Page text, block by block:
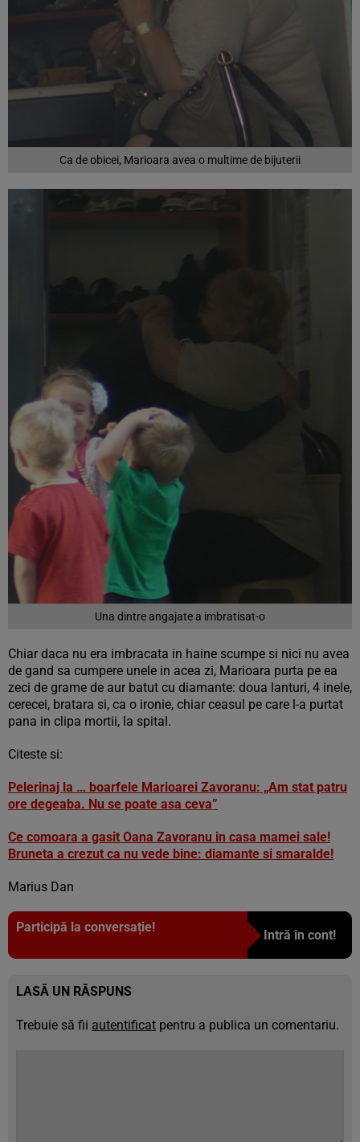
Ca de obicei, Marioara avea o multime de bijuterii
Una dintre angajate a imbratisat-o
Chiar daca nu era imbracata in haine scumpe si nici nu avea
de gand sa cumpere unele in acea zi, Marioara purta pe ea
zeci de grame de aur batut cu diamante: doua lanturi, 4 inele,
cerecei, bratara si, ca o ironie, chiar ceasul pe care l-a purtat
pana in clipa mortii, la spital.
Citeste si:
Pelerinaj la … boarfele Marioarei Zavoranu: „Am stat patru
ore degeaba. Nu se poate asa ceva”
Ce comoara a gasit Oana Zavoranu in casa mamei sale!
Bruneta a crezut ca nu vede bine: diamante si smaralde!
Marius Dan
Participă la conversație!
Intră în cont!
LASĂ UN RĂSPUNS
Trebuie să fii autentificat pentru a publica un comentariu.